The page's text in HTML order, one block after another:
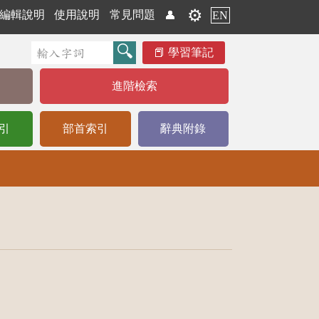
編輯說明 使用說明 常見問題 👤 ⚙️ EN
學習筆記
進階檢索
部首索引 辭典附錄